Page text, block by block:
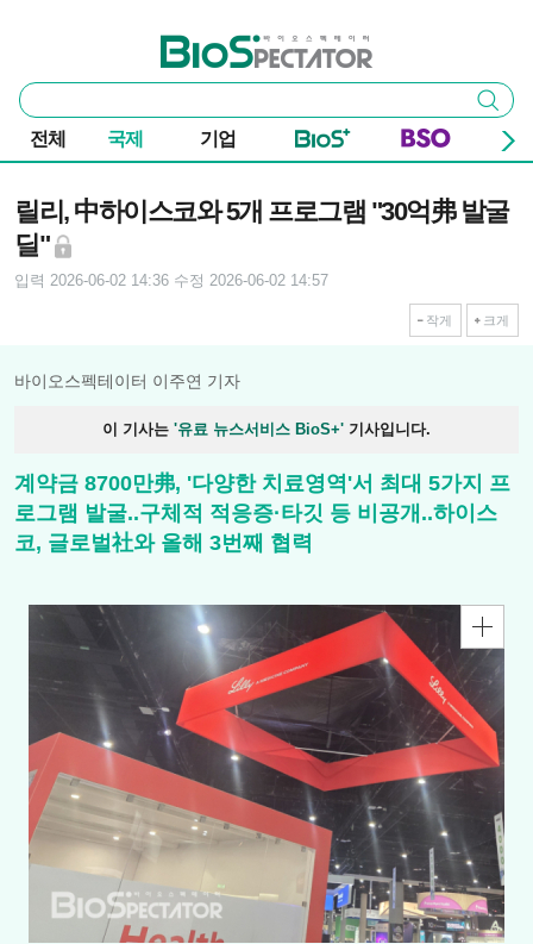
바이오스펙테이터
통
합
검
색
검색
전체 국제 기업
릴리, 中하이스코와 5개 프로그램 "30억弗 발굴
딜"
입력 2026-06-02 14:36 수정 2026-06-02 14:57
작게 크게
바이오스펙테이터 이주연 기자
이 기사는 '유료 뉴스서비스 BioS+' 기사입니다.
계약금 8700만弗, '다양한 치료영역'서 최대 5가지 프
로그램 발굴..구체적 적응증·타깃 등 비공개..하이스
코, 글로벌社와 올해 3번째 협력